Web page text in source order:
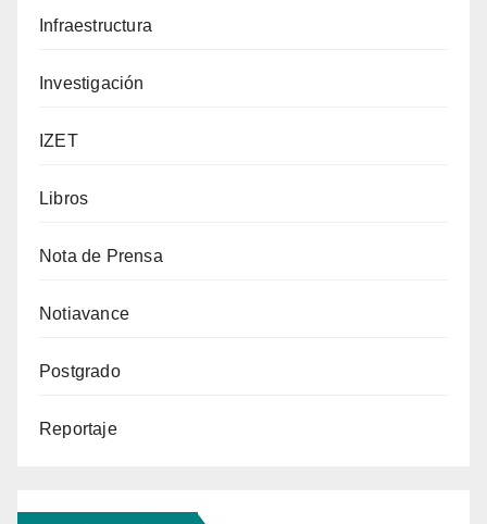
Infraestructura
Investigación
IZET
Libros
Nota de Prensa
Notiavance
Postgrado
Reportaje